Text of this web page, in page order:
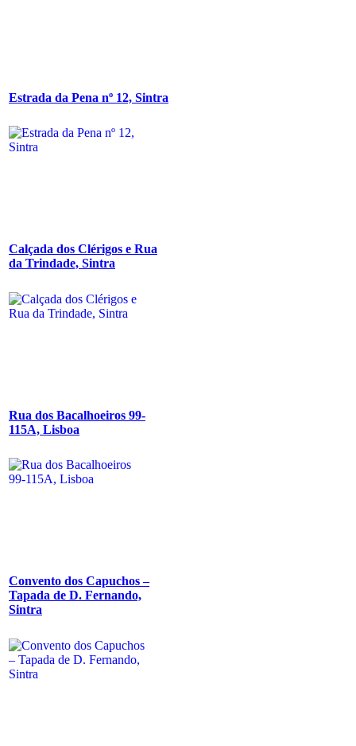
Estrada da Pena nº 12, Sintra
Calçada dos Clérigos e Rua
da Trindade, Sintra
Rua dos Bacalhoeiros 99-
115A, Lisboa
Convento dos Capuchos –
Tapada de D. Fernando,
Sintra